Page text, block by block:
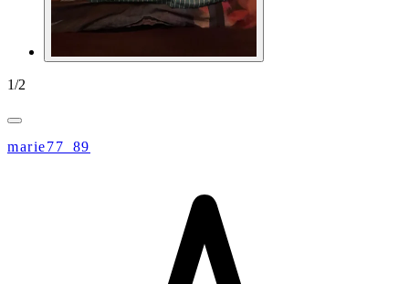
1/2
marie77_89